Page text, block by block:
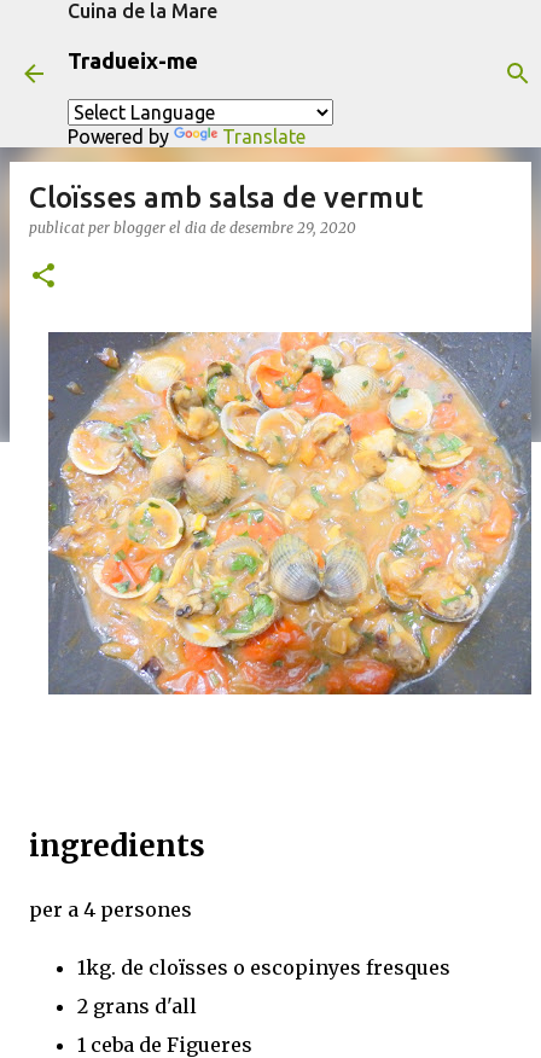
Cuina de la Mare
Tradueix-me
Powered by Translate
Cloïsses amb salsa de vermut
publicat per blogger el dia de desembre 29, 2020
ingredients
per a 4 persones
1kg. de cloïsses o escopinyes fresques
2 grans d'all
1 ceba de Figueres